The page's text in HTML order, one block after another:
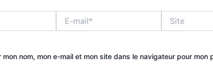
mail*
mon nom, mon e-mail et mon site dans le navigateur pour mon